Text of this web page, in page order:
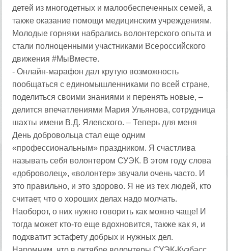
детей из многодетных и малообеспеченных семей, а
также оказание помощи медицинским учреждениям.
Молодые горняки набрались волонтерского опыта и
стали полноценными участниками Всероссийского
движения #МыВместе.
- Онлайн-марафон дал крутую возможность
пообщаться с единомышленниками по всей стране,
поделиться своими знаниями и перенять новые, –
делится впечатлениями Мария Ульянова, сотрудница
шахты имени В.Д. Ялевского. – Теперь для меня
День добровольца стал еще одним
«профессиональным» праздником. Я счастлива
называть себя волонтером СУЭК. В этом году слова
«доброволец», «волонтер» звучали очень часто. И
это правильно, и это здорово. Я не из тех людей, кто
считает, что о хороших делах надо молчать.
Наоборот, о них нужно говорить как можно чаще! И
тогда может кто-то еще вдохновится, также как я, и
подхватит эстафету добрых и нужных дел.